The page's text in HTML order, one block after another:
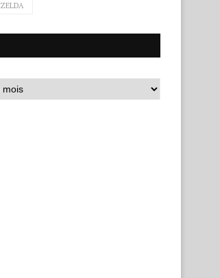
ZELDA